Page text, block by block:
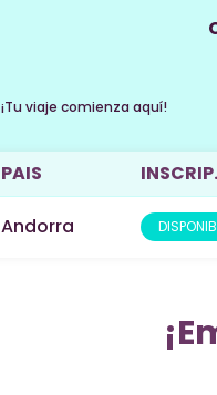
¡Tu viaje comienza aquí!
PAIS INSCRIP.
Andorra